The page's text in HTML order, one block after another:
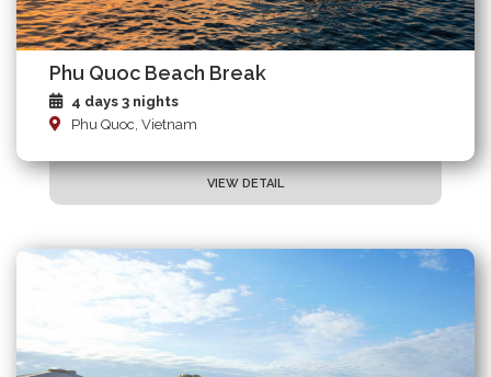
Phu Quoc Beach Break
4 days 3 nights
Phu Quoc, Vietnam
VIEW DETAIL